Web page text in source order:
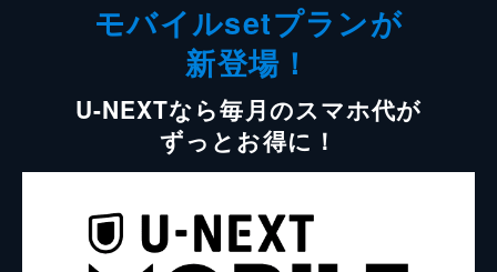
モバイルsetプランが
新登場！
U-NEXTなら毎月のスマホ代が
ずっとお得に！